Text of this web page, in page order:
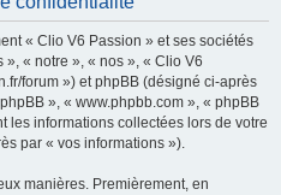
« Clio V6 Passion » et ses sociétés
« notre », « nos », « Clio V6
forum ») et phpBB (désigné ci-après
», « www.phpbb.com », « phpBB
les informations collectées lors de votre
par « vos informations »).
manières. Premièrement, en